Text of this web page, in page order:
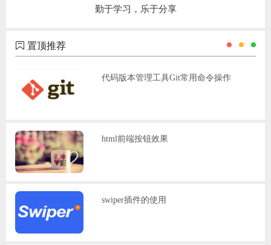
勤于学习，乐于分享
置顶推荐
代码版本管理工具Git常用命令操作
html前端按钮效果
swiper插件的使用